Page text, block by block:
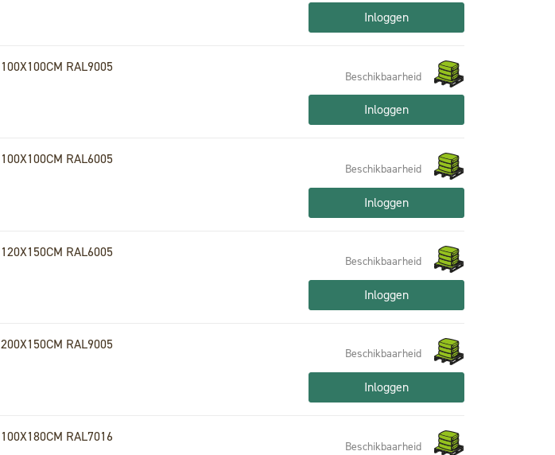
Inloggen
RAL9005
Beschikbaarheid
Inloggen
RAL6005
Beschikbaarheid
Inloggen
RAL6005
Beschikbaarheid
Inloggen
RAL9005
Beschikbaarheid
Inloggen
RAL7016
Beschikbaarheid